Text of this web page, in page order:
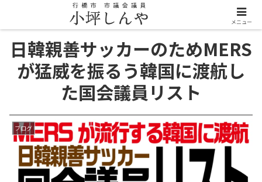
日韓親善サッカーのためMERS
が猛威を振るう韓国に渡航し
た国会議員リスト
ブログ
メニュー